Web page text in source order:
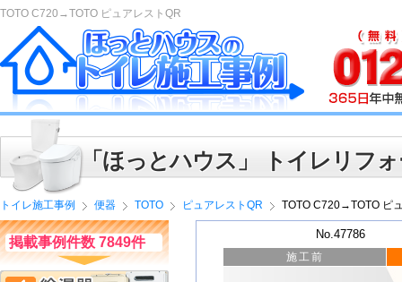
TOTO C720→TOTO ピュアレストQR
「ほっとハウス」 トイレリフ
トイレ施工事例 便器 TOTO ピュアレストQR TOTO C720→TOTO ピ
No.47786
施工前
掲載事例件数 7849件